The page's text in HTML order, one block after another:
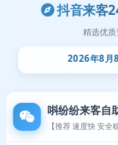
抖音来客
精选优
2026年8月
唞纷纷来客自
【推荐 速度快 安全